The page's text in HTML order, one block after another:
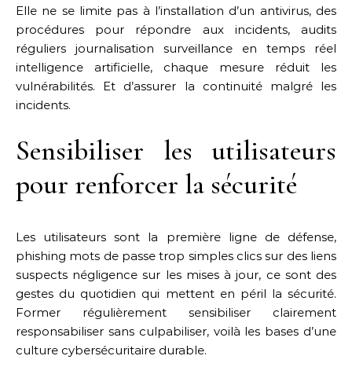
Elle ne se limite pas à l’installation d’un antivirus, des
procédures pour répondre aux incidents, audits
réguliers journalisation surveillance en temps réel
intelligence artificielle, chaque mesure réduit les
vulnérabilités. Et d’assurer la continuité malgré les
incidents.
Sensibiliser les utilisateurs
pour renforcer la sécurité
Les utilisateurs sont la première ligne de défense,
phishing mots de passe trop simples clics sur des liens
suspects négligence sur les mises à jour, ce sont des
gestes du quotidien qui mettent en péril la sécurité.
Former régulièrement sensibiliser clairement
responsabiliser sans culpabiliser, voilà les bases d’une
culture cybersécuritaire durable.